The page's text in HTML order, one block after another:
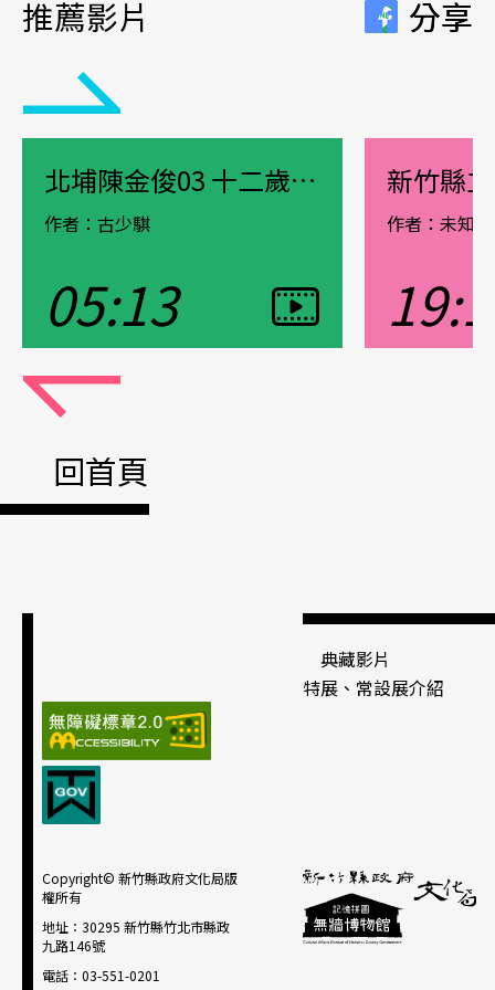
推薦影片 分享
分享
Pause
觀看影片
北埔陳金俊03 十二歲前的日本警察統治
作者：古少騏
05:13 觀看影片
作者：未知
回首頁
Copyright© 新竹縣政府文化局版
權所有
地址：30295 新竹縣竹北市縣政
九路146號
電話：03-551-0201
典藏影片
特展、常設展介紹